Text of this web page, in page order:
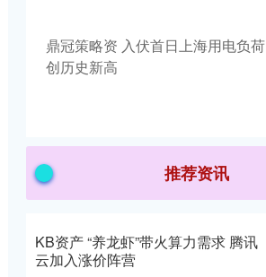
鼎冠策略资 入伏首日上海用电负荷
创历史新高
推荐资讯
KB资产 “养龙虾”带火算力需求 腾讯
云加入涨价阵营